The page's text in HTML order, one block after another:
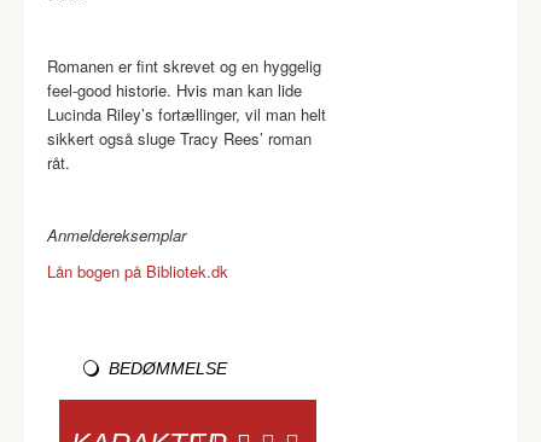
Romanen er fint skrevet og en hyggelig
feel-good historie. Hvis man kan lide
Lucinda Riley’s fortællinger, vil man helt
sikkert også sluge Tracy Rees’ roman
råt.
Anmeldereksemplar
Lån bogen på Bibliotek.dk
BEDØMMELSE